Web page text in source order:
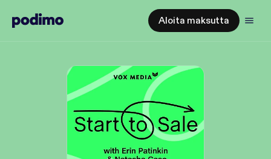
Aloita maksutta